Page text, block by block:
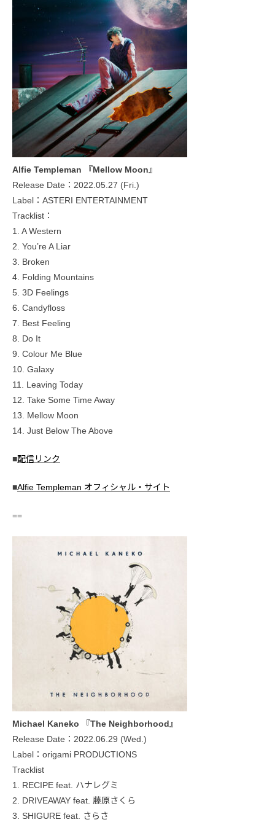
Alfie Templeman 『Mellow Moon』
Release Date：2022.05.27 (Fri.)
Label：ASTERI ENTERTAINMENT
Tracklist：
1. A Western
2. You’re A Liar
3. Broken
4. Folding Mountains
5. 3D Feelings
6. Candyfloss
7. Best Feeling
8. Do It
9. Colour Me Blue
10. Galaxy
11. Leaving Today
12. Take Some Time Away
13. Mellow Moon
14. Just Below The Above
■配信リンク
■Alfie Templeman オフィシャル・サイト
==
Michael Kaneko 『The Neighborhood』
Release Date：2022.06.29 (Wed.)
Label：origami PRODUCTIONS
Tracklist
1. RECIPE feat. ハナレグミ
2. DRIVEAWAY feat. 藤原さくら
3. SHIGURE feat. さらさ